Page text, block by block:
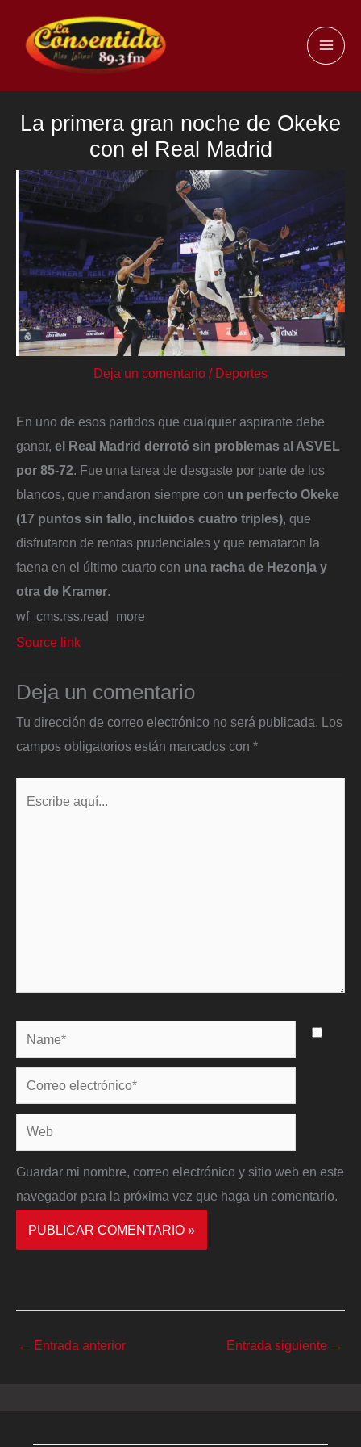
contenido
La primera gran noche de Okeke
con el Real Madrid
Deja un comentario / Deportes
En uno de esos partidos que cualquier aspirante debe
ganar, el Real Madrid derrotó sin problemas al ASVEL
por 85-72. Fue una tarea de desgaste por parte de los
blancos, que mandaron siempre con un perfecto Okeke
(17 puntos sin fallo, incluidos cuatro triples), que
disfrutaron de rentas prudenciales y que remataron la
faena en el último cuarto con una racha de Hezonja y
otra de Kramer.
wf_cms.rss.read_more
Source link
Deja un comentario
Tu dirección de correo electrónico no será publicada. Los
campos obligatorios están marcados con *
Name*
Correo
electrónico*
Web
Guardar mi nombre, correo electrónico y sitio web en este
navegador para la próxima vez que haga un comentario.
← Entrada anterior Entrada siguiente →